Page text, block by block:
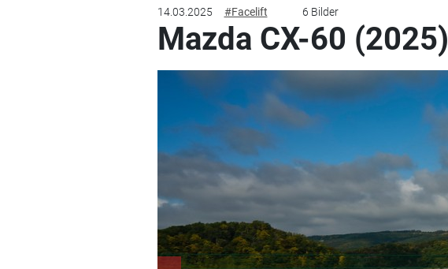
14.03.2025 #Facelift 6 Bilder
Mazda CX-60 (2025)